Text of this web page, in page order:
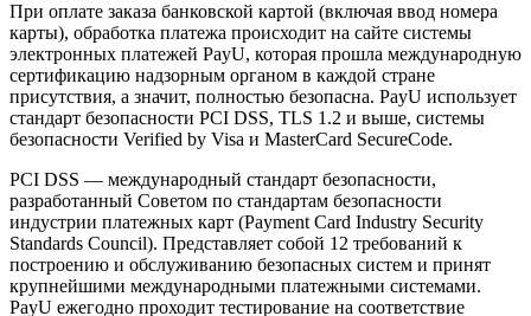
При оплате заказа банковской картой (включая ввод номера
карты), обработка платежа происходит на сайте системы
электронных платежей PayU, которая прошла международную
сертификацию надзорным органом в каждой стране
присутствия, а значит, полностью безопасна. PayU использует
стандарт безопасности PCI DSS, TLS 1.2 и выше, системы
безопасности Verified by Visa и MasterCard SecureCode.
PCI DSS — международный стандарт безопасности,
разработанный Советом по стандартам безопасности
индустрии платежных карт (Payment Card Industry Security
Standards Council). Представляет собой 12 требований к
построению и обслуживанию безопасных систем и принят
крупнейшими международными платежными системами.
PayU ежегодно проходит тестирование на соответствие